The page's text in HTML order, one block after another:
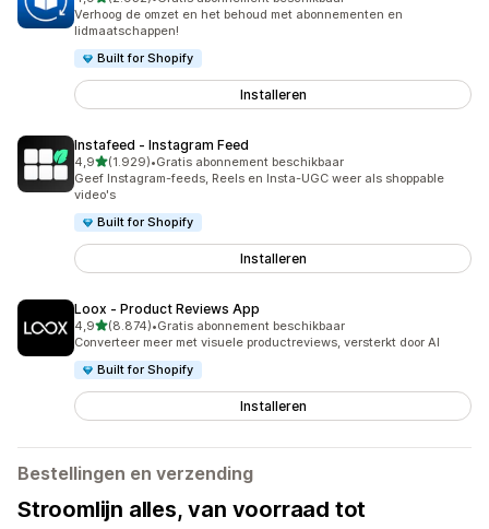
2932 recensies in totaal
Verhoog de omzet en het behoud met abonnementen en
lidmaatschappen!
Built for Shopify
Installeren
Instafeed ‑ Instagram Feed
4,9van 5 sterren
(1.929)
1929 recensies in totaal
•Gratis abonnement beschikbaar
Geef Instagram-feeds, Reels en Insta-UGC weer als shoppable
video's
Built for Shopify
Installeren
Loox ‑ Product Reviews App
4,9van 5 sterren
(8.874)
8874 recensies in totaal
•Gratis abonnement beschikbaar
Converteer meer met visuele productreviews, versterkt door AI
Built for Shopify
Installeren
Bestellingen en verzending
Stroomlijn alles, van voorraad tot